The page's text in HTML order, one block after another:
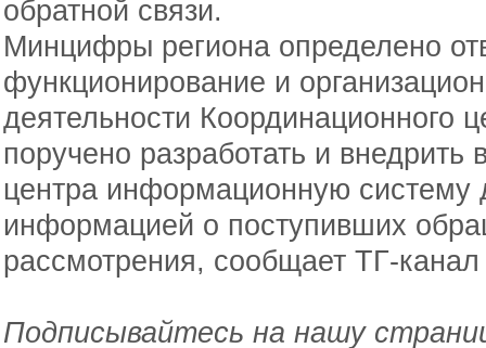
обратной связи.
Минцифры региона определено
функционирование и
деятельности Координационного
поручено разработать и внедрить
центра информационную систему
информацией о поступивших
рассмотрения, сообщает ТГ-
Подписывайтесь на нашу